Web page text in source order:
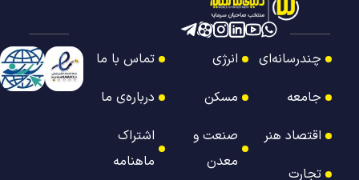
چندرسانه‌ای
جامعه
اقتصاد هنر
تجارت
انرژی
مسکن
صنعت و
معدن
تماس با ما
درباره‌ی ما
اشتراک
ماهنامه